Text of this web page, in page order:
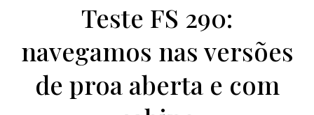
Teste FS 290:
navegamos nas versões
de proa aberta e com